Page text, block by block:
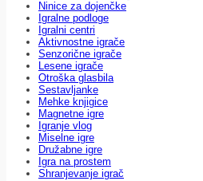
Ninice za dojenčke
Igralne podloge
Igralni centri
Aktivnostne igrače
Senzorične igrače
Lesene igrače
Otroška glasbila
Sestavljanke
Mehke knjigice
Magnetne igre
Igranje vlog
Miselne igre
Družabne igre
Igra na prostem
Shranjevanje igrač